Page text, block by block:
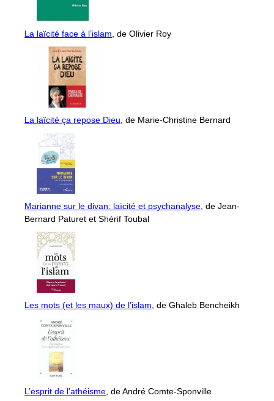
La laïcité face à l’islam, de Olivier Roy
La laïcité ça repose Dieu, de Marie-Christine Bernard
Marianne sur le divan: laïcité et psychanalyse, de Jean-
Bernard Paturet et Shérif Toubal
Les mots (et les maux) de l’islam, de Ghaleb Bencheikh
L’esprit de l’athéisme, de André Comte-Sponville